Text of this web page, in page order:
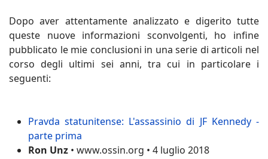
Dopo aver attentamente analizzato e digerito tutte
queste nuove informazioni sconvolgenti, ho infine
pubblicato le mie conclusioni in una serie di articoli nel
corso degli ultimi sei anni, tra cui in particolare i
seguenti:
Pravda statunitense: L'assassinio di JF Kennedy -
parte prima
Ron Unz • www.ossin.org • 4 luglio 2018